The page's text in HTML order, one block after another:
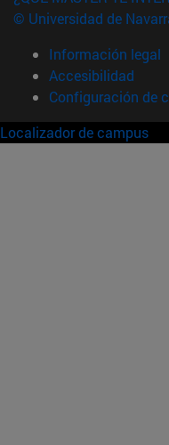
© Universidad de
Información legal
Accesibilidad
Configuración de
Localizador de campus